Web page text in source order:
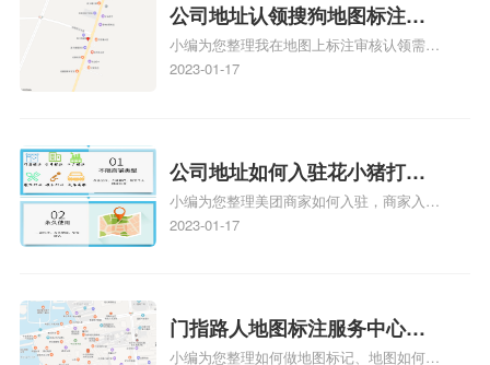
公司地址认领搜狗地图标注多
久审核？公司地址认领地图标
注多久审核？
小编为您整理我在地图上标注审核认领需要
多久、我在地图上标注审核认领需要多久
情可查看下方正文！
2023-01-17
公司地址如何入驻花小猪打车
地图标记？指路人地图标注服
务中心铺如何入驻花小猪打车
小编为您整理美团商家如何入驻，商家入驻
教程、商家如何入驻地图、如何入驻地:、
2023-01-17
门指路人地图标注服务中心如
小编为您整理如何做地图标记、地图如何做